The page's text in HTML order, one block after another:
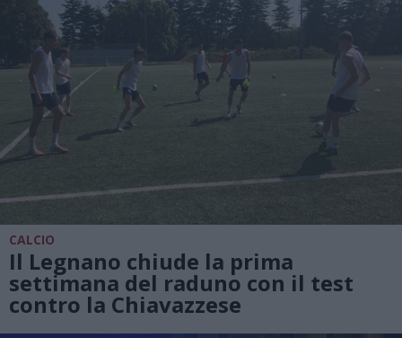
CALCIO
Il Legnano chiude la prima
settimana del raduno con il test
contro la Chiavazzese